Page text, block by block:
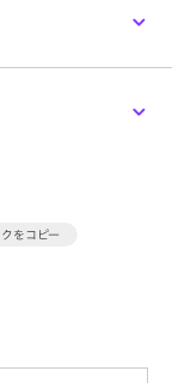
ならびにメーカー
間日光にあたった
ラやモニターの性
いますのでご理解